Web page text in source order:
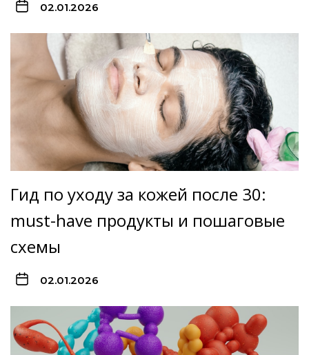
02.01.2026
Гид по уходу за кожей после 30:
must-have продукты и пошаговые
схемы
02.01.2026